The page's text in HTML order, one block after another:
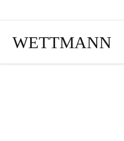
WETTMANN